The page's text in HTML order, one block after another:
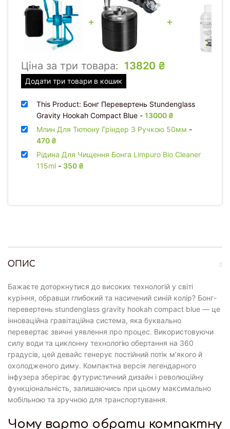
ОПИС
Бажаєте доторкнутися до високих технологій у світі
куріння, обравши глибокий та насичений синій колір? Бонг-
перевертень stundenglass gravity hookah compact blue — це
інноваційна гравітаційна система, яка буквально
перевертає звичні уявлення про процес. Використовуючи
силу води та циклонну технологію обертання на 360
градусів, цей девайс генерує постійний потік м’якого й
охолодженого диму. Компактна версія легендарного
інфузера зберігає футуристичний дизайн і революційну
функціональність, залишаючись при цьому максимально
мобільною та зручною для транспортування.
Чому варто обрати компактну
+ +
Ціна за три товара: 13820 ₴
Додати три товари в кошик
This Product: Бонг Перевертень Stundenglass
Gravity Hookah Compact Blue - 13000 ₴
Млин Для Тютюну Гріндер З Ручкою 50мм -
470 ₴
Рідина Для Чищення Бонга Limpuro Bio Cleaner
115ml - 350 ₴